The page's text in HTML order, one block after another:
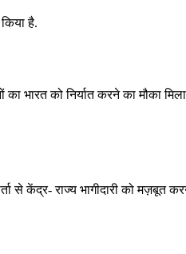
है.
भारत को निर्यात करने का मौका
से केंद्र- राज्‍य भागीदारी को मज़बूत